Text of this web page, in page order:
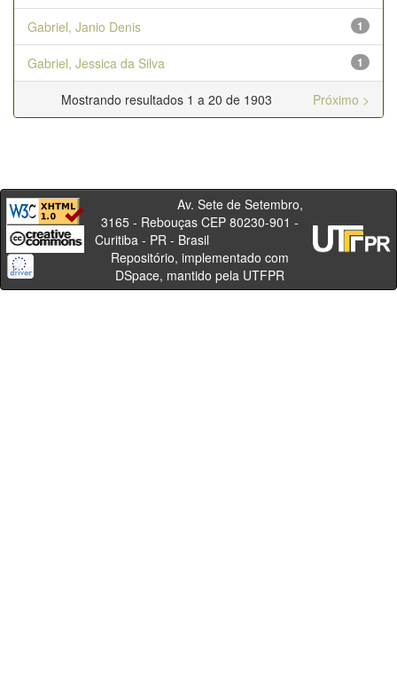
Gabriel, Janio Denis 1
Gabriel, Jessica da Silva 1
Mostrando resultados 1 a 20 de 1903 Próximo >
Av. Sete de Setembro,
3165 - Rebouças CEP 80230-901 -
Curitiba - PR - Brasil
Repositório, implementado com
DSpace, mantido pela UTFPR